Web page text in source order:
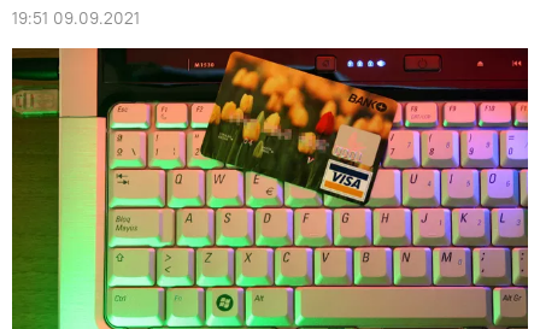
19:51 09.09.2021